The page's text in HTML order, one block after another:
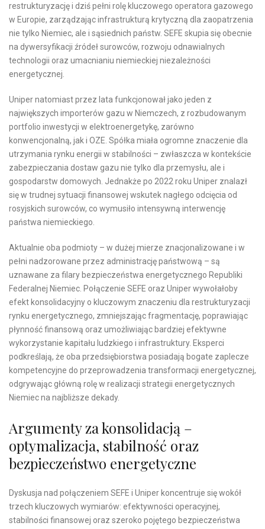
restrukturyzację i dziś pełni rolę kluczowego operatora gazowego
w Europie, zarządzając infrastrukturą krytyczną dla zaopatrzenia
nie tylko Niemiec, ale i sąsiednich państw. SEFE skupia się obecnie
na dywersyfikacji źródeł surowców, rozwoju odnawialnych
technologii oraz umacnianiu niemieckiej niezależności
energetycznej.
Uniper natomiast przez lata funkcjonował jako jeden z
największych importerów gazu w Niemczech, z rozbudowanym
portfolio inwestycji w elektroenergetykę, zarówno
konwencjonalną, jak i OZE. Spółka miała ogromne znaczenie dla
utrzymania rynku energii w stabilności – zwłaszcza w kontekście
zabezpieczania dostaw gazu nie tylko dla przemysłu, ale i
gospodarstw domowych. Jednakże po 2022 roku Uniper znalazł
się w trudnej sytuacji finansowej wskutek nagłego odcięcia od
rosyjskich surowców, co wymusiło intensywną interwencję
państwa niemieckiego.
Aktualnie oba podmioty – w dużej mierze znacjonalizowane i w
pełni nadzorowane przez administrację państwową – są
uznawane za filary bezpieczeństwa energetycznego Republiki
Federalnej Niemiec. Połączenie SEFE oraz Uniper wywołałoby
efekt konsolidacyjny o kluczowym znaczeniu dla restrukturyzacji
rynku energetycznego, zmniejszając fragmentację, poprawiając
płynność finansową oraz umożliwiając bardziej efektywne
wykorzystanie kapitału ludzkiego i infrastruktury. Eksperci
podkreślają, że oba przedsiębiorstwa posiadają bogate zaplecze
kompetencyjne do przeprowadzenia transformacji energetycznej,
odgrywając główną rolę w realizacji strategii energetycznych
Niemiec na najbliższe dekady.
Argumenty za konsolidacją –
optymalizacja, stabilność oraz
bezpieczeństwo energetyczne
Dyskusja nad połączeniem SEFE i Uniper koncentruje się wokół
trzech kluczowych wymiarów: efektywności operacyjnej,
stabilności finansowej oraz szeroko pojętego bezpieczeństwa